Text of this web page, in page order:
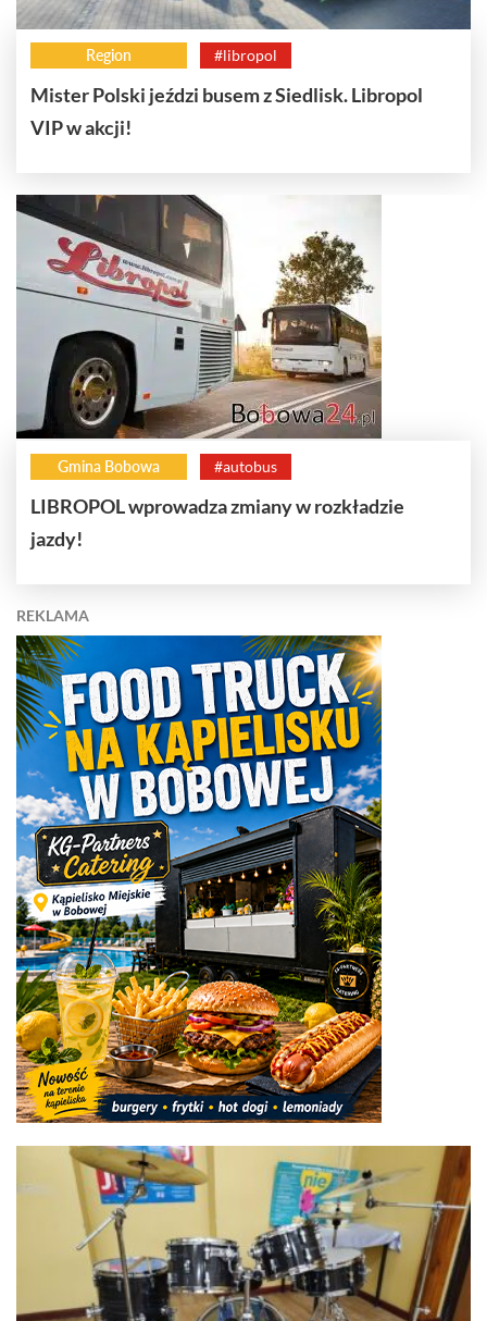
Region #libropol
Mister Polski jeździ busem z Siedlisk. Libropol
VIP w akcji!
Gmina Bobowa #autobus
LIBROPOL wprowadza zmiany w rozkładzie
jazdy!
REKLAMA